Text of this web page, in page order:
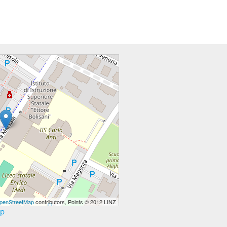
contributors, Points © 2012 LINZ